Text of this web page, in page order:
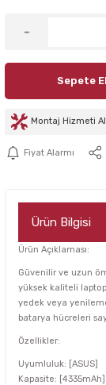
Sepete
Montaj Hizmeti
Fiyat Alarmı
Ürün Bilgisi
Ürün Açıklaması:
Güvenilir ve uzun
yüksek kaliteli
yedek veya
batarya hücreleri
Özellikler:
Uyumluluk: [ASUS]
Kapasite: [4335mAh]